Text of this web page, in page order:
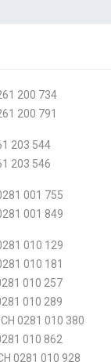
200 734
200 791
203 544
203 546
001 755
001 849
010 129
010 181
010 257
010 289
0281 010 380
010 862
0281 010 928